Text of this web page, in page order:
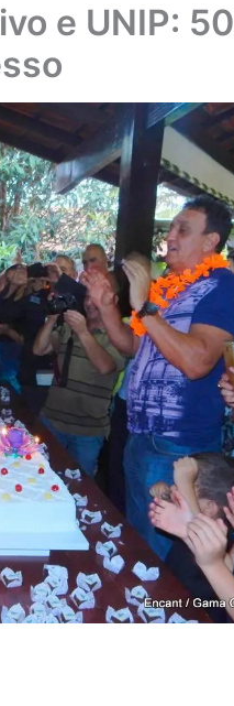
e UNIP: 50